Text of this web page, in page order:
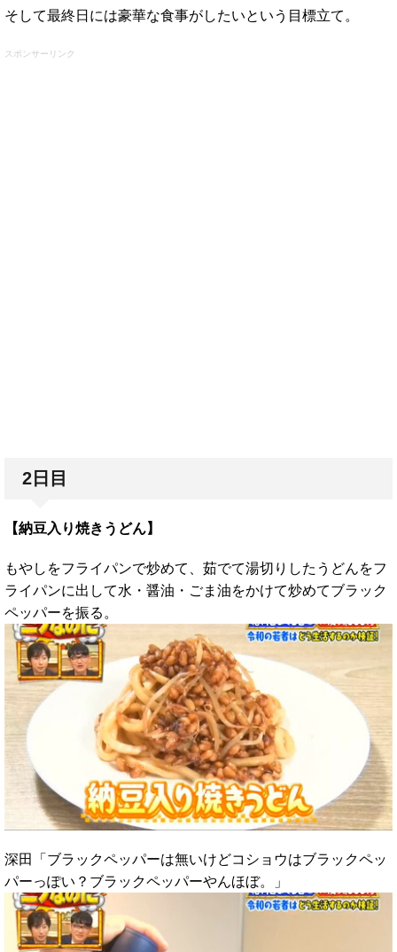
そして最終日には豪華な食事がしたいという目標立て。
スポンサーリンク
2日目
【納豆入り焼きうどん】
もやしをフライパンで炒めて、茹でて湯切りしたうどんをフ
ライパンに出して水・醤油・ごま油をかけて炒めてブラック
ペッパーを振る。
深田「ブラックペッパーは無いけどコショウはブラックペッ
パーっぽい？ブラックペッパーやんほぼ。」